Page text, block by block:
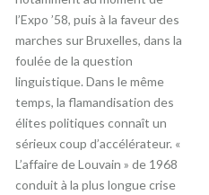
l’Expo ’58, puis à la faveur des
marches sur Bruxelles, dans la
foulée de la question
linguistique. Dans le même
temps, la flamandisation des
élites politiques connaît un
sérieux coup d’accélérateur. «
L’affaire de Louvain » de 1968
conduit à la plus longue crise